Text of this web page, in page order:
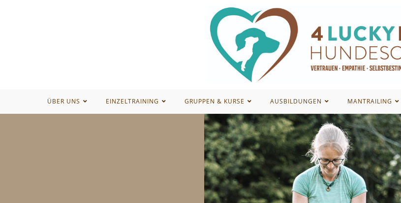
ÜBER UNS EINZELTRAINING GRUPPEN & KURSE AUSBILDUNGEN MANTRAILING